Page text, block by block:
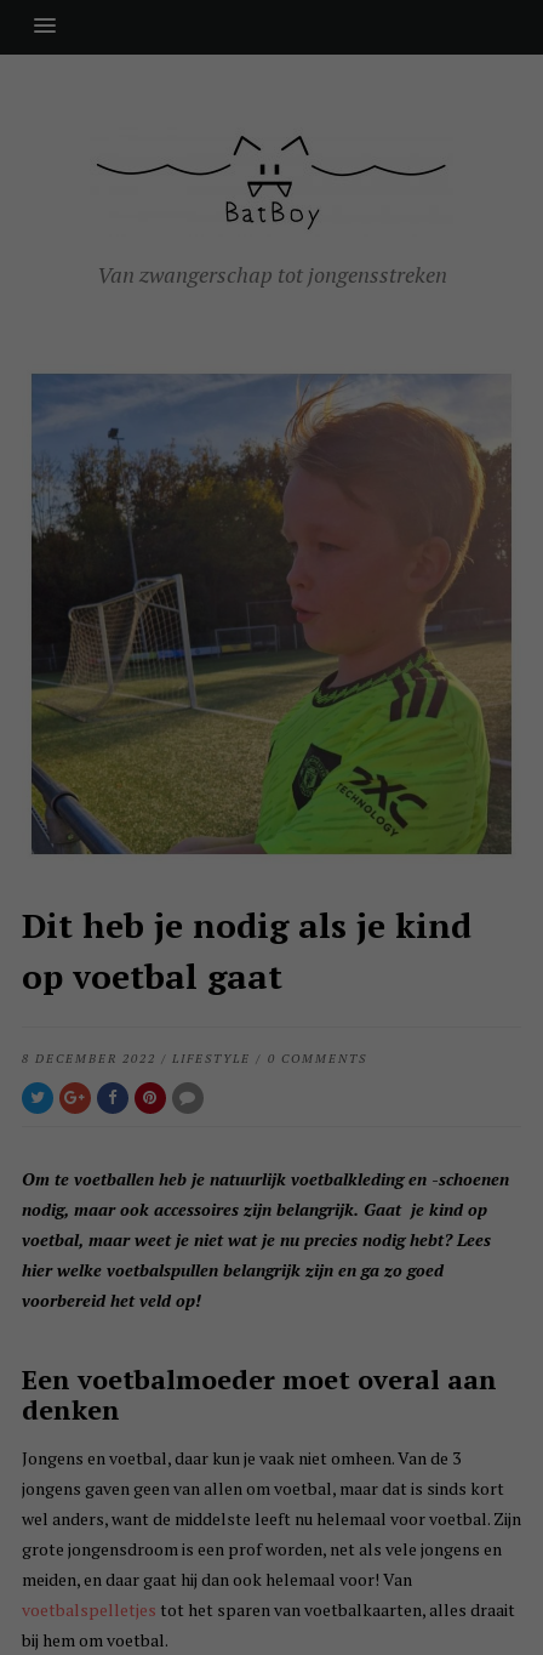
Van zwangerschap tot jongensstreken
Dit heb je nodig als je kind
op voetbal gaat
8 DECEMBER 2022 / LIFESTYLE / 0 COMMENTS
Om te voetballen heb je natuurlijk voetbalkleding en -schoenen
nodig, maar ook accessoires zijn belangrijk. Gaat je kind op
voetbal, maar weet je niet wat je nu precies nodig hebt? Lees
hier welke voetbalspullen belangrijk zijn en ga zo goed
voorbereid het veld op!
Een voetbalmoeder moet overal aan
denken
Jongens en voetbal, daar kun je vaak niet omheen. Van de 3
jongens gaven geen van allen om voetbal, maar dat is sinds kort
wel anders, want de middelste leeft nu helemaal voor voetbal. Zijn
grote jongensdroom is een prof worden, net als vele jongens en
meiden, en daar gaat hij dan ook helemaal voor! Van
voetbalspelletjes tot het sparen van voetbalkaarten, alles draait
bij hem om voetbal.